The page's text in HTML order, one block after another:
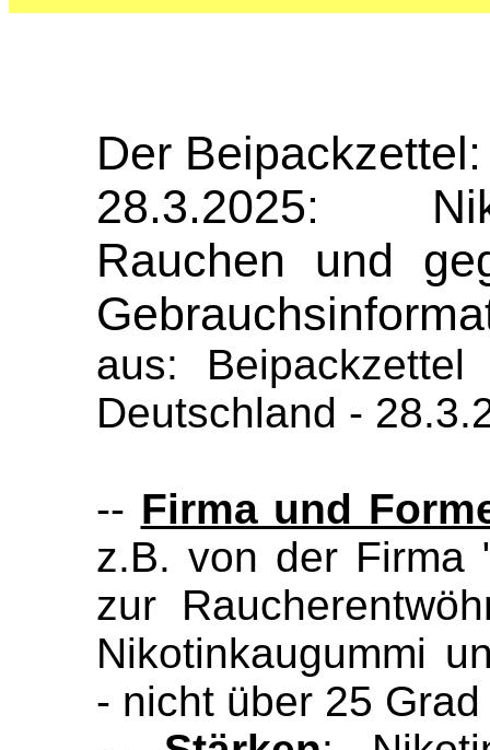
Der Beipackzettel:
28.3.2025:
Rauchen und
aus:
Deutschland -
-- Firma und
z.B. von der Firma
zur
Nikotinkaugummi
- nicht über 25